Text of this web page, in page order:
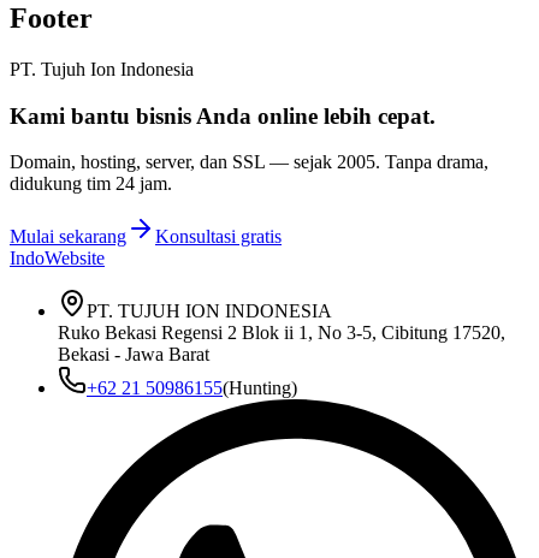
Footer
PT. Tujuh Ion Indonesia
Kami bantu bisnis Anda online lebih cepat.
Domain, hosting, server, dan SSL — sejak 2005. Tanpa drama,
didukung tim 24 jam.
Mulai sekarang
Konsultasi gratis
IndoWebsite
PT. TUJUH ION INDONESIA
Ruko Bekasi Regensi 2 Blok ii 1, No 3-5, Cibitung 17520,
Bekasi - Jawa Barat
+62 21 50986155(Hunting)